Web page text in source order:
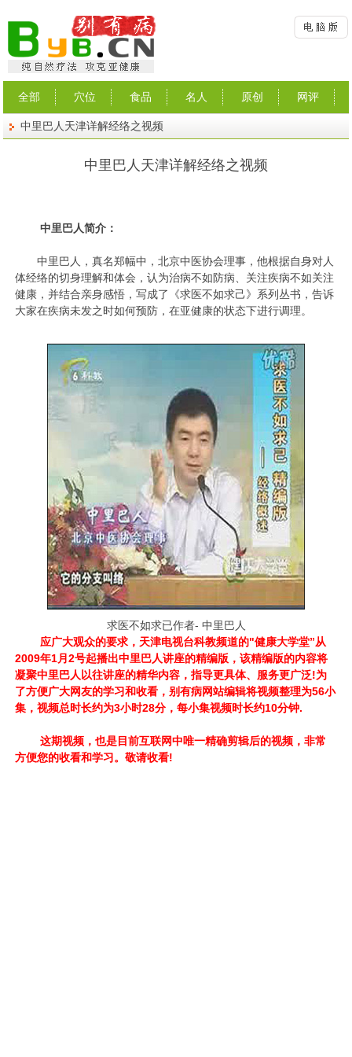
全部 穴位 食品 名人 原创 网评
中里巴人天津详解经络之视频
中里巴人天津详解经络之视频
中里巴人简介：
中里巴人，真名郑幅中，北京中医协会理事，他根据自身对人
体经络的切身理解和体会，认为治病不如防病、关注疾病不如关注
健康，并结合亲身感悟，写成了《求医不如求己》系列丛书，告诉
大家在疾病未发之时如何预防，在亚健康的状态下进行调理。
求医不如求已作者- 中里巴人
应广大观众的要求，天津电视台科教频道的"健康大学堂”从
2009年1月2号起播出中里巴人讲座的精编版，该精编版的内容将
凝聚中里巴人以往讲座的精华内容，指导更具体、服务更广泛!为
了方便广大网友的学习和收看，别有病网站编辑将视频整理为56小
集，视频总时长约为3小时28分，每小集视频时长约10分钟.
这期视频，也是目前互联网中唯一精确剪辑后的视频，非常
方便您的收看和学习。敬请收看!